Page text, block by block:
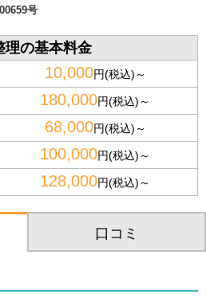
号
理の基本料金
10,000円(税込)～
180,000円(税込)～
68,000円(税込)～
100,000円(税込)～
128,000円(税込)～
口コミ